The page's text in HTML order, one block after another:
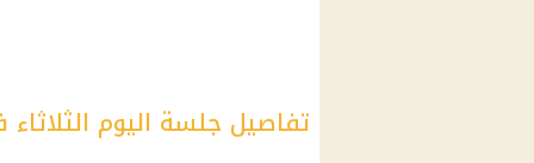
تفاصيل جلسة اليوم